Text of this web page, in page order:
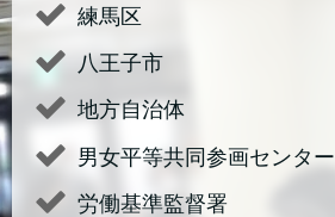
練馬区
八王子市
地方自治体
男女平等共同参画センター
労働基準監督署